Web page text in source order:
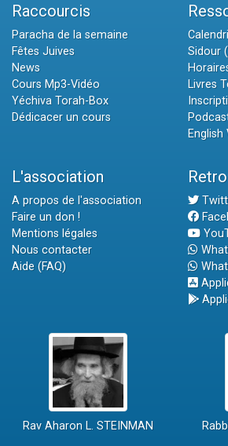
Raccourcis
Paracha de la semaine
Fêtes Juives
News
Cours Mp3-Vidéo
Yéchiva Torah-Box
Dédicacer un cours
Sidour
Livres
English
L'association
A propos de l'association
Faire un don !
Mentions légales
Nous contacter
Aide (FAQ)
Rav Aharon L. STEINMAN